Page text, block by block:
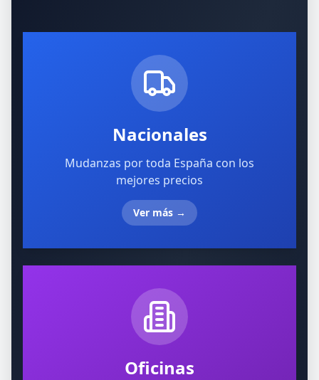
Nacionales
Mudanzas por toda España con los
mejores precios
Ver más →
Oficinas